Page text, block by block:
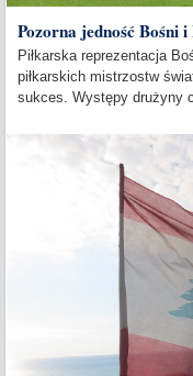
Pozorna jedność Bośni
Piłkarska reprezentacja
piłkarskich mistrzostw
sukces. Występy drużyny